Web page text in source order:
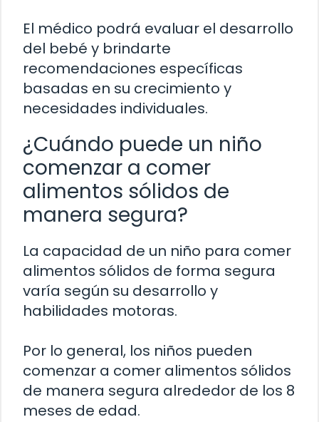
El médico podrá evaluar el desarrollo
del bebé y brindarte
recomendaciones específicas
basadas en su crecimiento y
necesidades individuales.
¿Cuándo puede un niño
comenzar a comer
alimentos sólidos de
manera segura?
La capacidad de un niño para comer
alimentos sólidos de forma segura
varía según su desarrollo y
habilidades motoras.
Por lo general, los niños pueden
comenzar a comer alimentos sólidos
de manera segura alrededor de los 8
meses de edad.